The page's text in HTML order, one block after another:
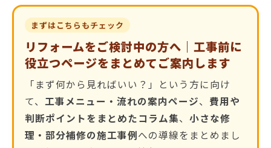
まずはこちらもチェック
リフォームをご検討中の方へ｜工事前に
役立つページをまとめてご案内します
「まず何から見ればいい？」という方に向け
て、 工事メニュー・流れの案内ページ、 費用や
判断ポイントをまとめたコラム集、 小さな修
理・部分補修の施工事例への導線をまとめまし